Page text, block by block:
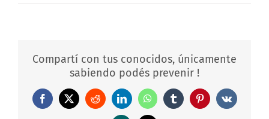
Compartí con tus conocidos, únicamente
sabiendo podés prevenir !
Facebook
X RedditLinkedInWhatsAppTumblrPinterestVk